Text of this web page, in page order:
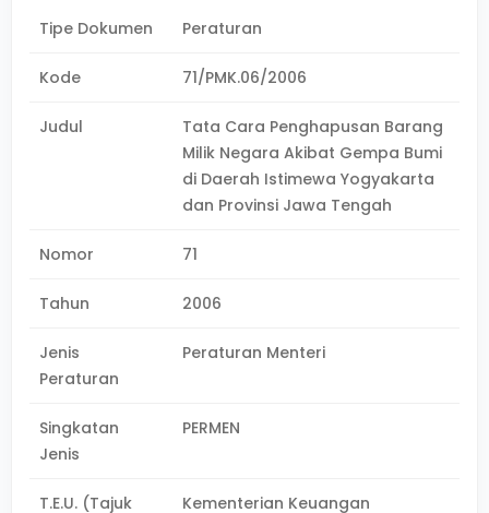
Tipe Dokumen Peraturan
Kode 71/PMK.06/2006
Judul
Tata Cara Penghapusan Barang
Milik Negara Akibat Gempa Bumi
di Daerah Istimewa Yogyakarta
dan Provinsi Jawa Tengah
Nomor 71
Tahun 2006
Jenis
Peraturan
Peraturan Menteri
Singkatan
Jenis
PERMEN
T.E.U. (Tajuk
Kementerian Keuangan